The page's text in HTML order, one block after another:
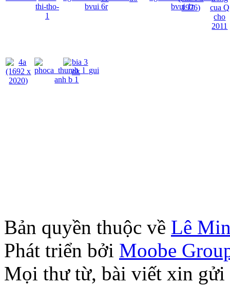
Bản quyền thuộc về Lê
Phát triển bởi Moobe
Mọi thư từ, bài viết xin gửi